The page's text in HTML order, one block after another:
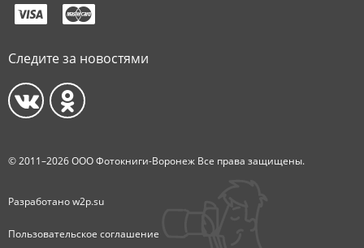
Следите за новостями
© 2011–2026 ООО Фотокниги-Воронеж Все права защищены.
Разработаноw2p.su
Пользовательское соглашение